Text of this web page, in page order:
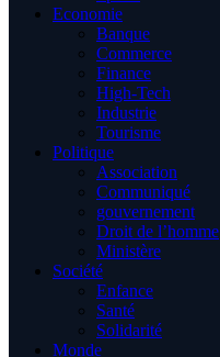
Economie
Banque
Commerce
Finance
High-Tech
Industrie
Tourisme
Politique
Association
Communiqué
gouvernement
Droit de l’homme
Ministère
Société
Enfance
Santé
Solidarité
Monde